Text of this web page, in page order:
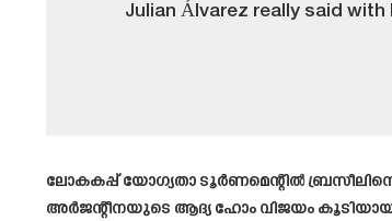
Julian Álvarez really said with
ലോകകപ്പ് യോഗ്യതാ ടൂർണമെന്റിൽ
അർജന്റീനയുടെ ആദ്യ ഹോം വിജയം